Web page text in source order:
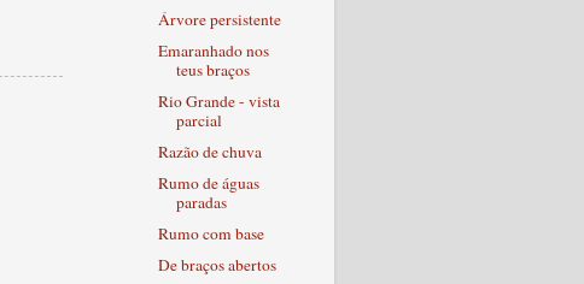
Árvore persistente
Emaranhado nos
teus braços
Rio Grande - vista
parcial
Razão de chuva
Rumo de águas
paradas
Rumo com base
De braços abertos